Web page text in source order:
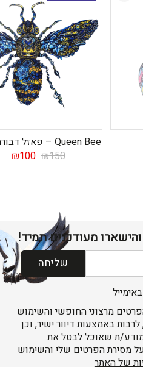
Queen Bee – פאזל דבורה מעץ
₪150 המחיר₪100
מעודכנים תמיד!
שליחה
מרצוני החופשי והשימוש
באמצעות דיוור ישיר, וכן
מודע/ת שאוכל לבטל את
מסירת הפרטים שלי והשימוש
של האתר